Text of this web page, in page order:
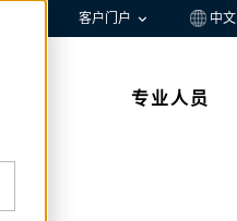
客户门户 中文
专业人员